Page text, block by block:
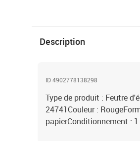
Description
ID 4902778138298
Type de produit : Feutre
24741Couleur :
papierConditionnement :